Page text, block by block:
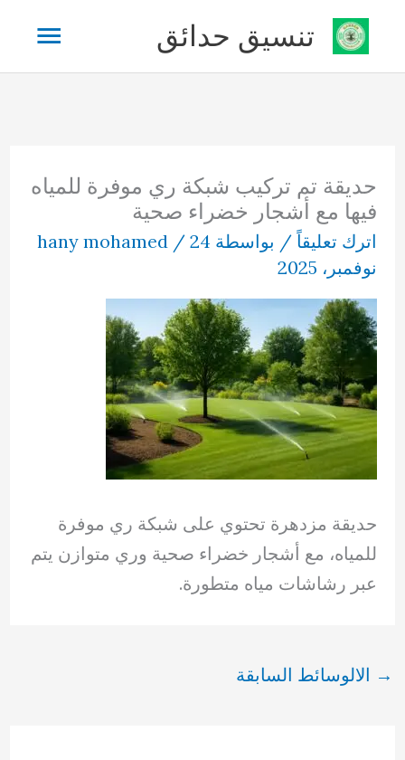
تخطي
المحتوى
تنسيق حدائق
حديقة تم تركيب شبكة ري موفرة للمياه
فيها مع أشجار خضراء صحية
اترك تعليقاً / بواسطة hany mohamed /24
نوفمبر، 2025
حديقة مزدهرة تحتوي على شبكة ري موفرة
للمياه، مع أشجار خضراء صحية وري متوازن يتم
عبر رشاشات مياه متطورة.
→ الالوسائط السابقة